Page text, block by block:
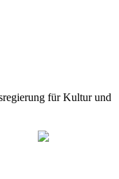
für Kultur und